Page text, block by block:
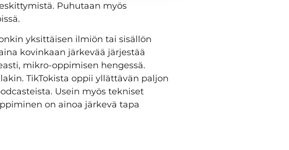
Puhutaan myös
yksittäisen ilmiön tai sisällön
kovinkaan järkevää järjestää
mikro-oppimisen hengessä.
TikTokista oppii yllättävän paljon
Usein myös tekniset
on ainoa järkevä tapa